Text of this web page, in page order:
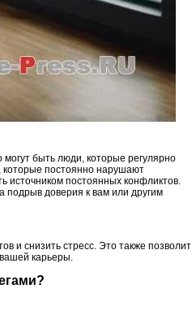
быть люди, которые регулярно
которые постоянно нарушают
источником постоянных конфликтов.
подрыв доверия к вам или другим
и снизить стресс. Это также позволит
карьеры.